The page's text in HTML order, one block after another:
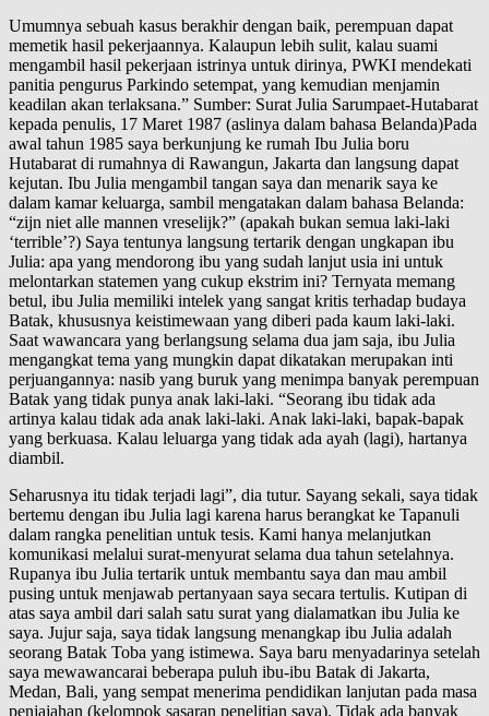
Umumnya sebuah kasus berakhir dengan baik, perempuan dapat
memetik hasil pekerjaannya. Kalaupun lebih sulit, kalau suami
mengambil hasil pekerjaan istrinya untuk dirinya, PWKI mendekati
panitia pengurus Parkindo setempat, yang kemudian menjamin
keadilan akan terlaksana.” Sumber: Surat Julia Sarumpaet-Hutabarat
kepada penulis, 17 Maret 1987 (aslinya dalam bahasa Belanda)Pada
awal tahun 1985 saya berkunjung ke rumah Ibu Julia boru
Hutabarat di rumahnya di Rawangun, Jakarta dan langsung dapat
kejutan. Ibu Julia mengambil tangan saya dan menarik saya ke
dalam kamar keluarga, sambil mengatakan dalam bahasa Belanda:
“zijn niet alle mannen vreselijk?” (apakah bukan semua laki-laki
‘terrible’?) Saya tentunya langsung tertarik dengan ungkapan ibu
Julia: apa yang mendorong ibu yang sudah lanjut usia ini untuk
melontarkan statemen yang cukup ekstrim ini? Ternyata memang
betul, ibu Julia memiliki intelek yang sangat kritis terhadap budaya
Batak, khususnya keistimewaan yang diberi pada kaum laki-laki.
Saat wawancara yang berlangsung selama dua jam saja, ibu Julia
mengangkat tema yang mungkin dapat dikatakan merupakan inti
perjuangannya: nasib yang buruk yang menimpa banyak perempuan
Batak yang tidak punya anak laki-laki. “Seorang ibu tidak ada
artinya kalau tidak ada anak laki-laki. Anak laki-laki, bapak-bapak
yang berkuasa. Kalau leluarga yang tidak ada ayah (lagi), hartanya
diambil.
Seharusnya itu tidak terjadi lagi”, dia tutur. Sayang sekali, saya tidak
bertemu dengan ibu Julia lagi karena harus berangkat ke Tapanuli
dalam rangka penelitian untuk tesis. Kami hanya melanjutkan
komunikasi melalui surat-menyurat selama dua tahun setelahnya.
Rupanya ibu Julia tertarik untuk membantu saya dan mau ambil
pusing untuk menjawab pertanyaan saya secara tertulis. Kutipan di
atas saya ambil dari salah satu surat yang dialamatkan ibu Julia ke
saya. Jujur saja, saya tidak langsung menangkap ibu Julia adalah
seorang Batak Toba yang istimewa. Saya baru menyadarinya setelah
saya mewawancarai beberapa puluh ibu-ibu Batak di Jakarta,
Medan, Bali, yang sempat menerima pendidikan lanjutan pada masa
penjajahan (kelompok sasaran penelitian saya). Tidak ada banyak